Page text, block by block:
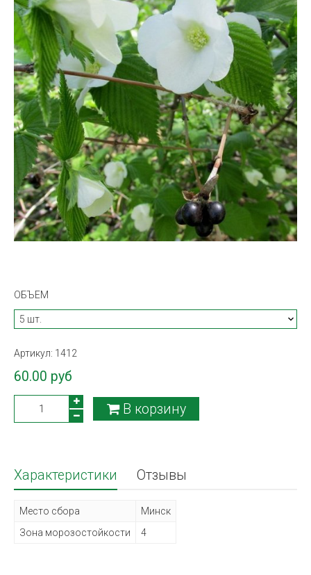
ОБЪЕМ
Артикул: 1412
60.00 руб
В корзину
Характеристики Отзывы
Место сбора
Минск
Зона морозостойкости
4